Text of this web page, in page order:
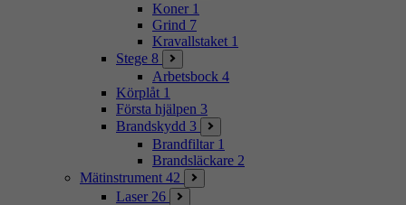
Koner 1
Grind 7
Kravallstaket 1
Stege 8
Arbetsbock 4
Körplåt 1
Första hjälpen 3
Brandskydd 3
Brandfiltar 1
Brandsläckare 2
Mätinstrument 42
Laser 26